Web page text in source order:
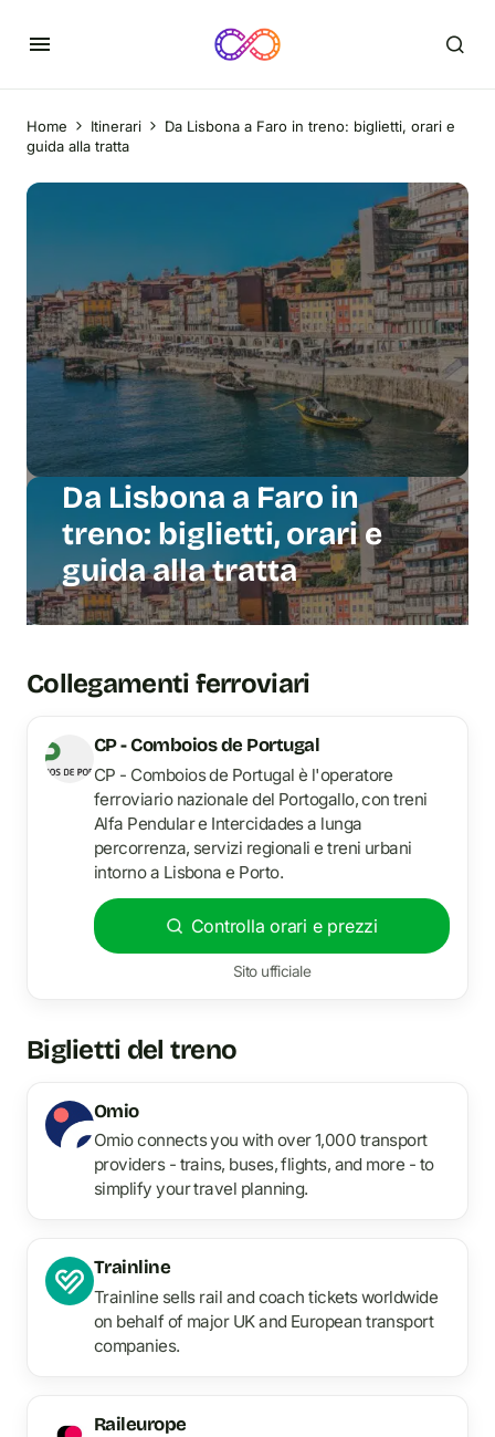
Home Itinerari
Da Lisbona a Faro in treno: biglietti, orari e
guida alla tratta
Da Lisbona a Faro in
treno: biglietti, orari e
guida alla tratta
Collegamenti ferroviari
CP - Comboios de Portugal
CP - Comboios de Portugal è l'operatore
ferroviario nazionale del Portogallo, con treni
Alfa Pendular e Intercidades a lunga
percorrenza, servizi regionali e treni urbani
intorno a Lisbona e Porto.
Controlla orari e prezzi
Sito ufficiale
Biglietti del treno
Omio
Omio connects you with over 1,000 transport
providers - trains, buses, flights, and more - to
simplify your travel planning.
Trainline
Trainline sells rail and coach tickets worldwide
on behalf of major UK and European transport
companies.
Raileurope